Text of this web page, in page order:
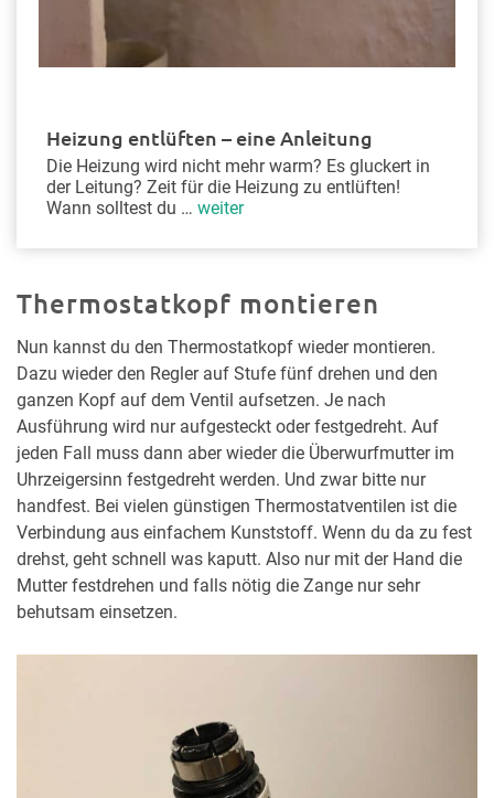
Heizung entlüften – eine Anleitung
Die Heizung wird nicht mehr warm? Es gluckert in
der Leitung? Zeit für die Heizung zu entlüften!
Wann solltest du … weiter
Thermostatkopf montieren
Nun kannst du den Thermostatkopf wieder montieren.
Dazu wieder den Regler auf Stufe fünf drehen und den
ganzen Kopf auf dem Ventil aufsetzen. Je nach
Ausführung wird nur aufgesteckt oder festgedreht. Auf
jeden Fall muss dann aber wieder die Überwurfmutter im
Uhrzeigersinn festgedreht werden. Und zwar bitte nur
handfest. Bei vielen günstigen Thermostatventilen ist die
Verbindung aus einfachem Kunststoff. Wenn du da zu fest
drehst, geht schnell was kaputt. Also nur mit der Hand die
Mutter festdrehen und falls nötig die Zange nur sehr
behutsam einsetzen.